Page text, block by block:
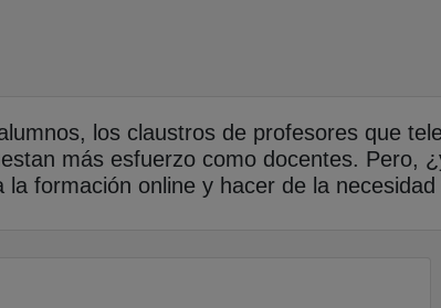
los claustros de profesores que
más esfuerzo como docentes. Pero,
la formación online y hacer de la